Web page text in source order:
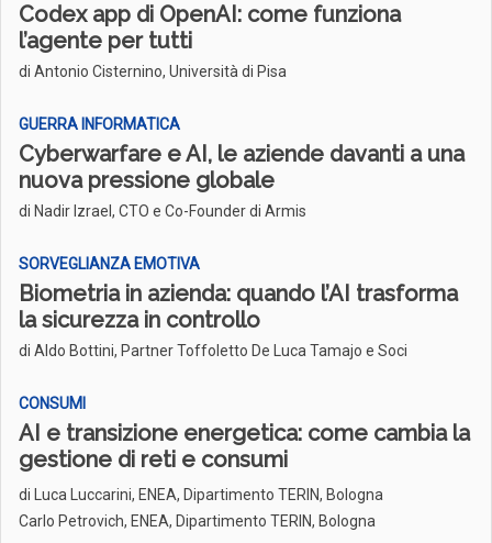
Codex app di OpenAI: come funziona
l’agente per tutti
di Antonio Cisternino, Università di Pisa
GUERRA INFORMATICA
Cyberwarfare e AI, le aziende davanti a una
nuova pressione globale
di Nadir Izrael, CTO e Co-Founder di Armis
SORVEGLIANZA EMOTIVA
Biometria in azienda: quando l’AI trasforma
la sicurezza in controllo
di Aldo Bottini, Partner Toffoletto De Luca Tamajo e Soci
CONSUMI
AI e transizione energetica: come cambia la
gestione di reti e consumi
di
Luca Luccarini, ENEA, Dipartimento TERIN, Bologna
Carlo Petrovich, ENEA, Dipartimento TERIN, Bologna